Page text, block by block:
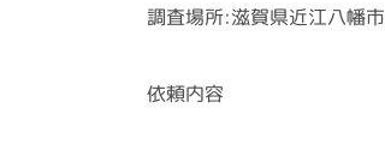
調査場所:滋賀県近江八幡市
依頼内容